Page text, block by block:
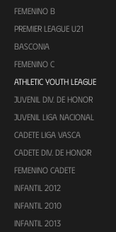
FEMENINO B
PREMIER LEAGUE U21
BASCONIA
FEMENINO C
ATHLETIC YOUTH LEAGUE
JUVENIL DIV. DE HONOR
JUVENIL LIGA NACIONAL
CADETE LIGA VASCA
CADETE DIV. DE HONOR
FEMENINO CADETE
INFANTIL 2012
INFANTIL 2010
INFANTIL 2013